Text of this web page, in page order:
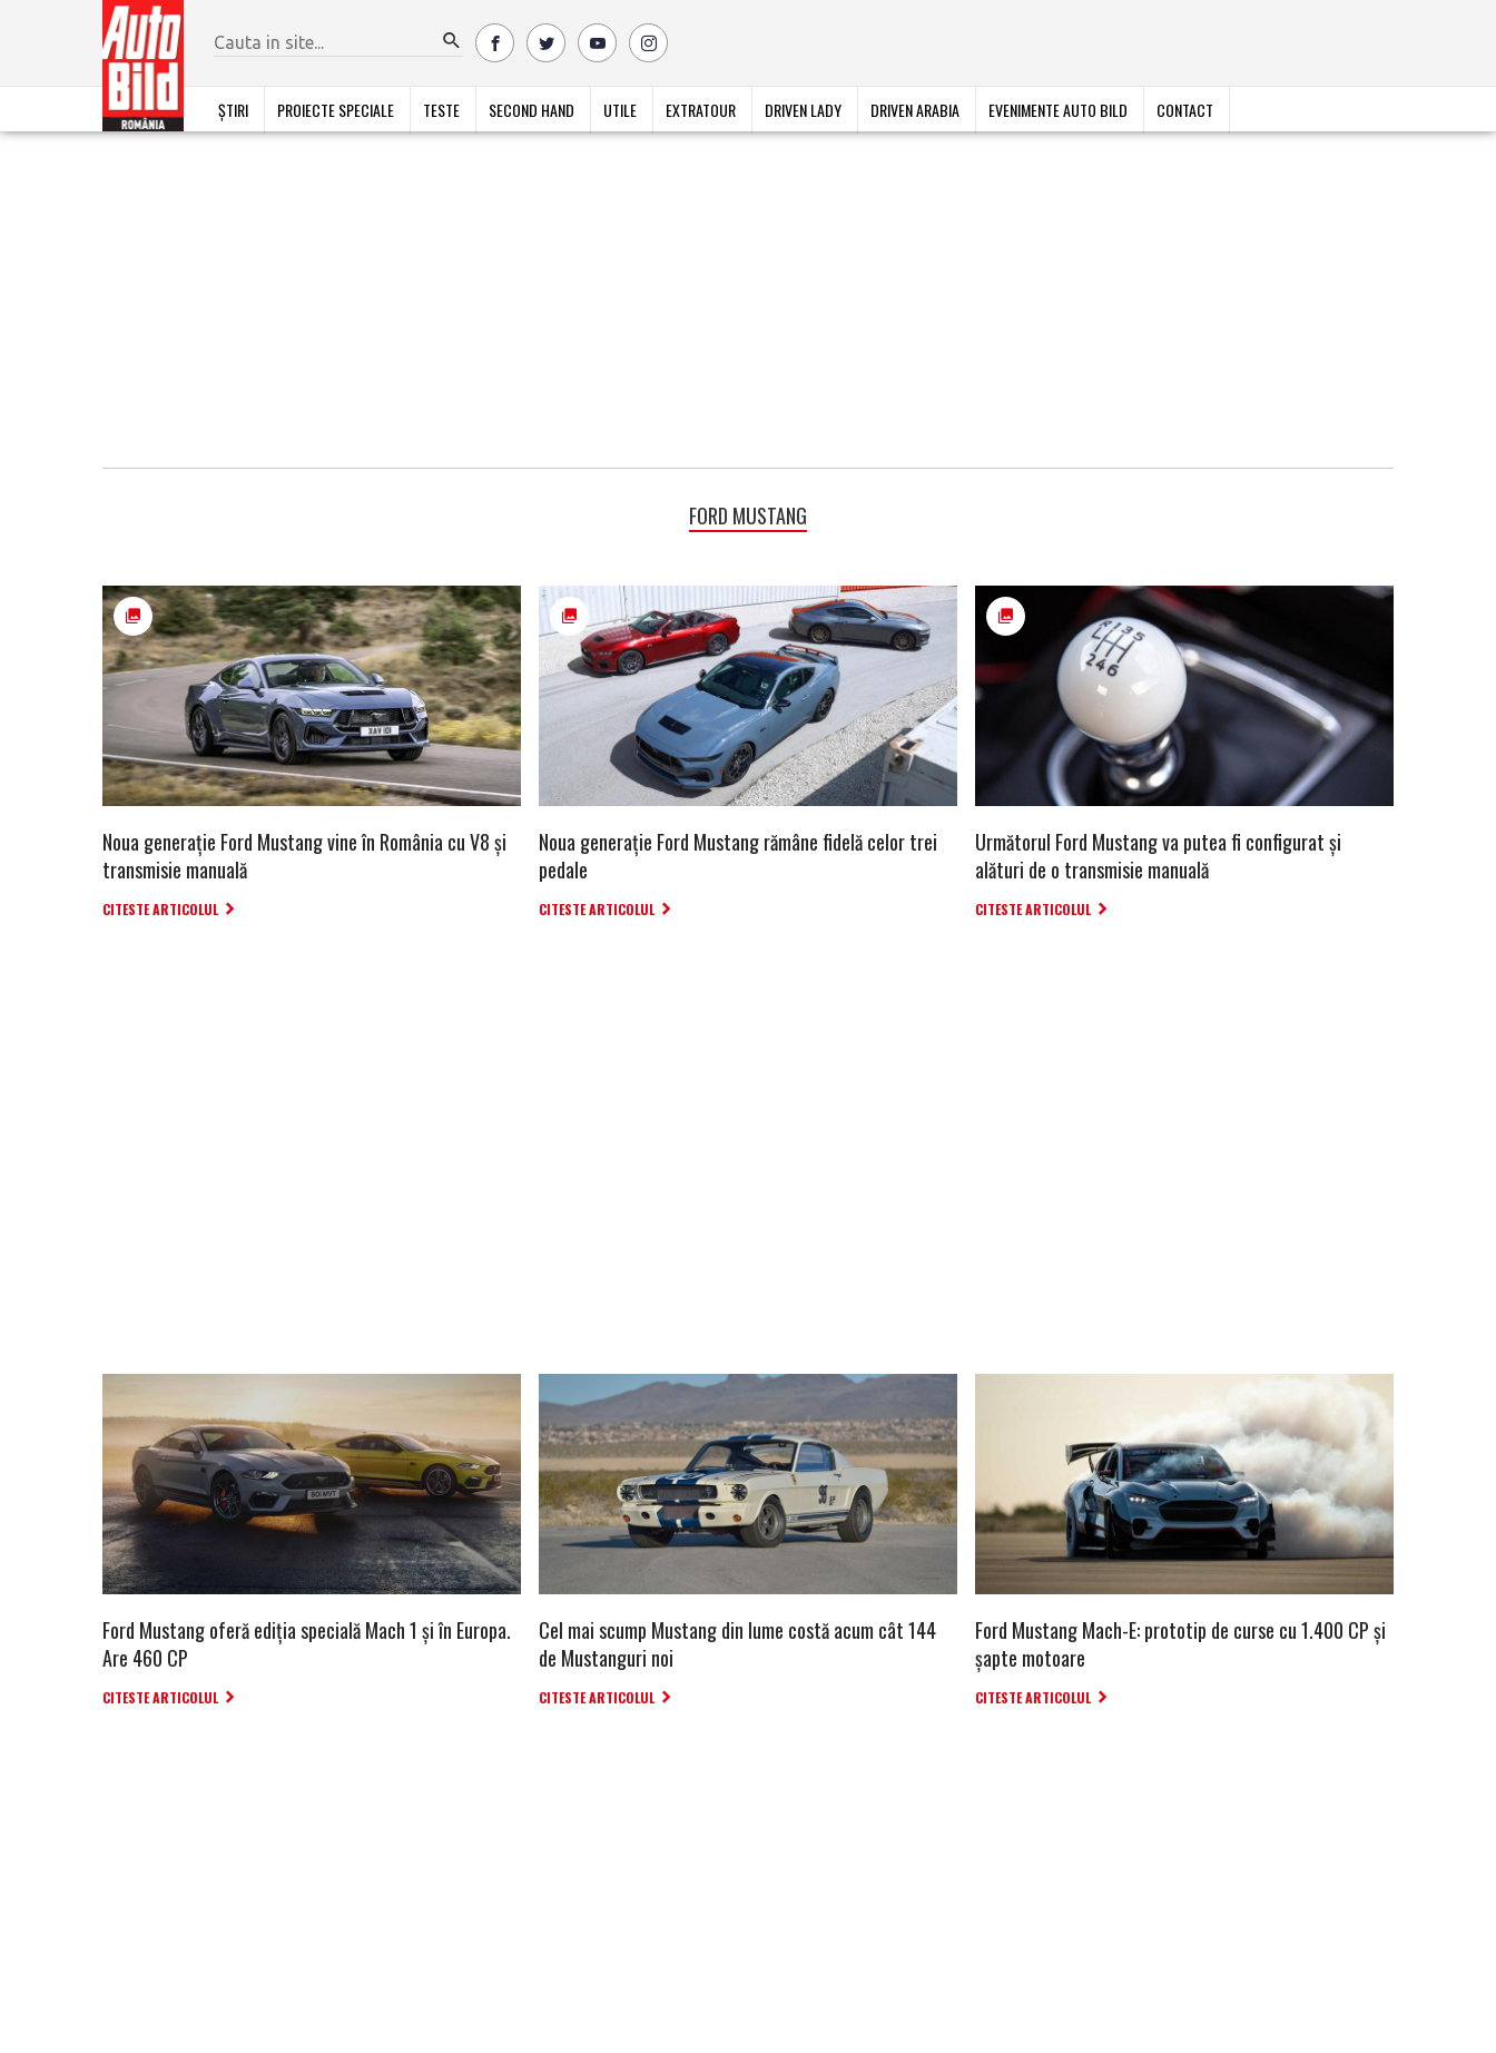
ȘTIRI PROIECTE SPECIALE TESTE SECOND HAND UTILE EXTRATOUR DRIVEN LADY DRIVEN ARABIA EVENIMENTE AUTO BILD CONTACT
FORD MUSTANG
Noua generație Ford Mustang vine în România cu V8 și
transmisie manuală
CITESTE ARTICOLUL
Noua generație Ford Mustang rămâne fidelă celor trei
pedale
CITESTE ARTICOLUL
Următorul Ford Mustang va putea fi configurat și
alături de o transmisie manuală
CITESTE ARTICOLUL
Ford Mustang oferă ediția specială Mach 1 și în Europa.
Are 460 CP
CITESTE ARTICOLUL
Cel mai scump Mustang din lume costă acum cât 144
de Mustanguri noi
CITESTE ARTICOLUL
Ford Mustang Mach-E: prototip de curse cu 1.400 CP și
șapte motoare
CITESTE ARTICOLUL